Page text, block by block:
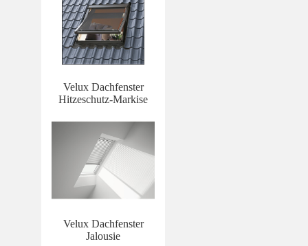
Velux Dachfenster
Hitzeschutz-Markise
Velux Dachfenster
Jalousie